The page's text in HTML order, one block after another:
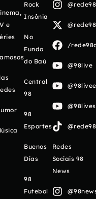
e
Rock
Insônia
No
Fundo
do Baú
Central
98
98
Esportes
Buenos
Días
98
Futebol
/
@98live
Redes
Sociais 98
News